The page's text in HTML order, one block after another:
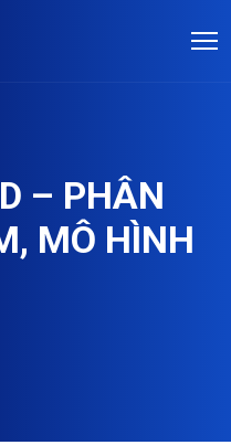
– PHÂN
MÔ HÌNH